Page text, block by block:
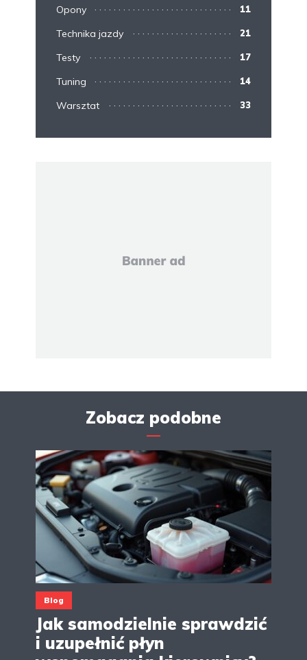
Opony 11
Technika jazdy 21
Testy 17
Tuning 14
Warsztat 33
Zobacz podobne
Blog
Jak samodzielnie sprawdzić
i uzupełnić płyn